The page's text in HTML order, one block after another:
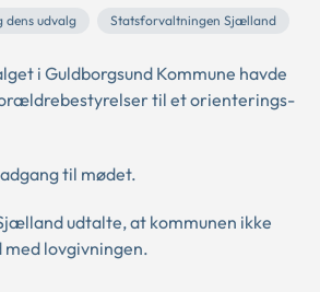
dens udvalg Statsforvaltningen Sjælland
i Guldborgsund Kommune havde
til et orienterings-
til mødet.
udtalte, at kommunen ikke
lovgivningen.